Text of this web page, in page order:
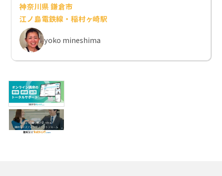
神奈川県 鎌倉市
江ノ島電鉄線・稲村ヶ崎駅
yoko mineshima